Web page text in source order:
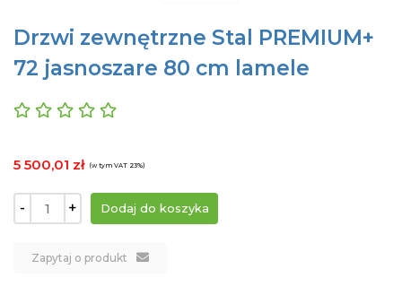
Drzwi zewnętrzne Stal PREMIUM+
72 jasnoszare 80 cm lamele
5 500,01 zł (w tym VAT 23%)
- +
Zapytaj o produkt